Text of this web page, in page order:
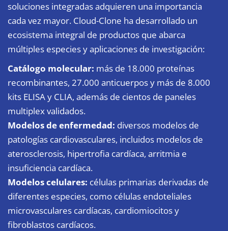
soluciones integradas adquieren una importancia
cada vez mayor. Cloud-Clone ha desarrollado un
ecosistema integral de productos que abarca
múltiples especies y aplicaciones de investigación:
Catálogo molecular: más de 18.000 proteínas
recombinantes, 27.000 anticuerpos y más de 8.000
kits ELISA y CLIA, además de cientos de paneles
multiplex validados.
Modelos de enfermedad: diversos modelos de
patologías cardiovasculares, incluidos modelos de
aterosclerosis, hipertrofia cardíaca, arritmia e
insuficiencia cardíaca.
Modelos celulares: células primarias derivadas de
diferentes especies, como células endoteliales
microvasculares cardíacas, cardiomiocitos y
fibroblastos cardíacos.